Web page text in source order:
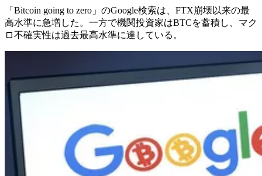
「Bitcoin going to zero」のGoogle検索は、FTX崩壊以来の最
高水準に急増した。一方で機関投資家はBTCを蓄積し、マク
ロ不確実性は過去最高水準に達している。